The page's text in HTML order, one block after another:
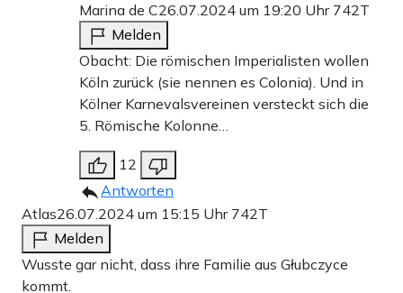
Marina de C26.07.2024 um 19:20 Uhr 742T
Melden
Obacht: Die römischen Imperialisten wollen
Köln zurück (sie nennen es Colonia). Und in
Kölner Karnevalsvereinen versteckt sich die
5. Römische Kolonne…
12
Antworten
Atlas26.07.2024 um 15:15 Uhr 742T
Melden
Wusste gar nicht, dass ihre Familie aus Głubczyce
kommt.